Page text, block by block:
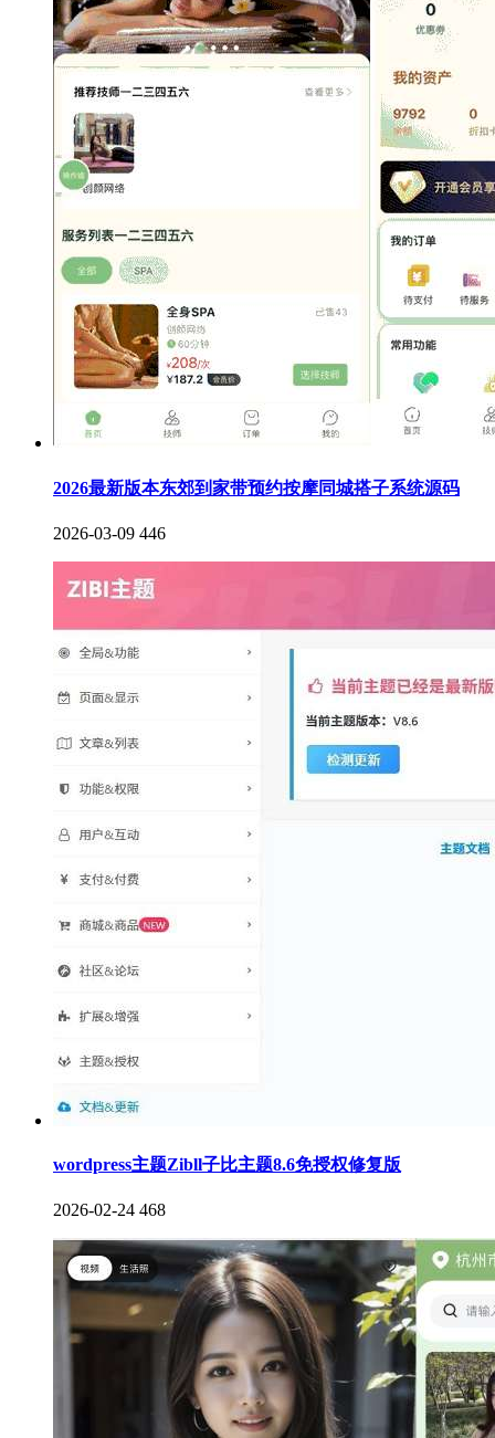
2026最新版本东郊到家带预约按摩同城搭子系统源码
2026-03-09 446
wordpress主题Zibll子比主题8.6免授权修复版
2026-02-24 468